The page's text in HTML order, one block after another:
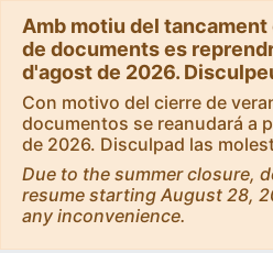
Amb motiu del
de documents es
d'agost de 2026.
Con motivo del cierre de
documentos se reanudará a
de 2026. Disculpad las
Due to the summer closure,
resume starting August 28,
any inconvenience.